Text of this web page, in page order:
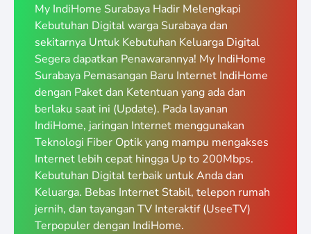
My IndiHome Surabaya Hadir Melengkapi
Kebutuhan Digital warga Surabaya dan
sekitarnya Untuk Kebutuhan Keluarga Digital
Segera dapatkan Penawarannya! My IndiHome
Surabaya Pemasangan Baru Internet IndiHome
dengan Paket dan Ketentuan yang ada dan
berlaku saat ini (Update). Pada layanan
IndiHome, jaringan Internet menggunakan
Teknologi Fiber Optik yang mampu mengakses
Internet lebih cepat hingga Up to 200Mbps.
Kebutuhan Digital terbaik untuk Anda dan
Keluarga. Bebas Internet Stabil, telepon rumah
jernih, dan tayangan TV Interaktif (UseeTV)
Terpopuler dengan IndiHome.